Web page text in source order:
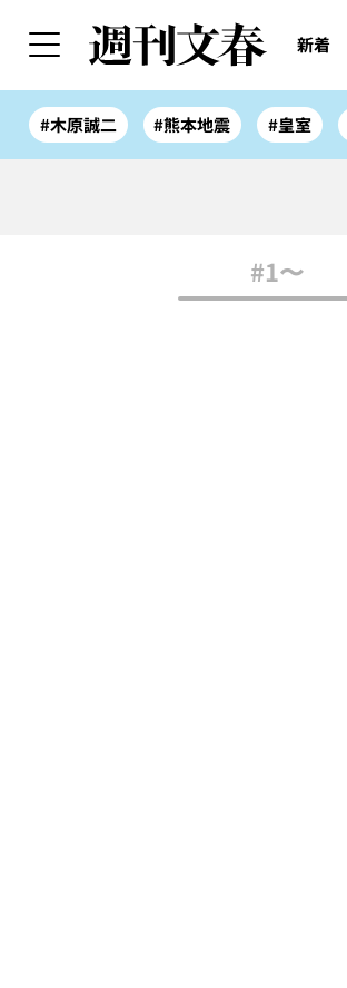
新着
#木原誠二 #熊本地震 #皇室
#1〜